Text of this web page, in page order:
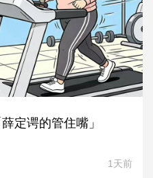
定谔的管住嘴」
1天前